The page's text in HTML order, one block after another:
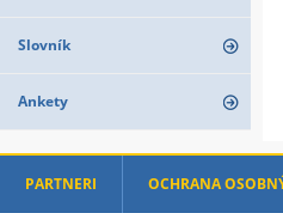
Slovník
Ankety
PARTNERI OCHRANA